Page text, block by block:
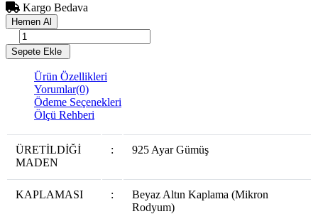
Kargo Bedava
Ürün Özellikleri
Yorumlar(0)
Ödeme Seçenekleri
Ölçü Rehberi
ÜRETİLDİĞİ
MADEN
: 925 Ayar Gümüş
KAPLAMASI :
Beyaz Altın Kaplama (Mikron
Rodyum)